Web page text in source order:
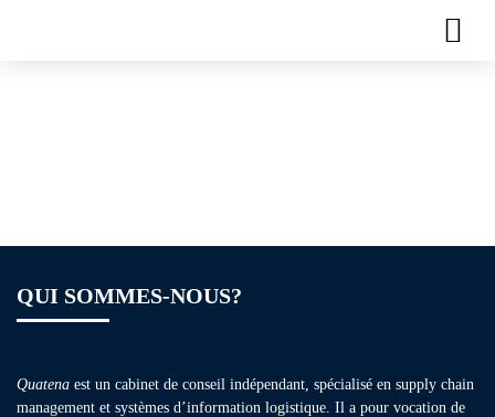
QUI SOMMES-NOUS?
Quatena est un cabinet de conseil indépendant, spécialisé en supply chain
management et systèmes d’information logistique. Il a pour vocation de